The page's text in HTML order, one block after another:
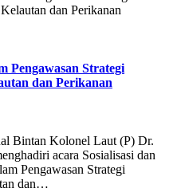
dan Perikanan
Pengawasan Strategi
dan Perikanan
Bintan Kolonel Laut (P) Dr.
acara Sosialisasi dan
Pengawasan Strategi
dan…